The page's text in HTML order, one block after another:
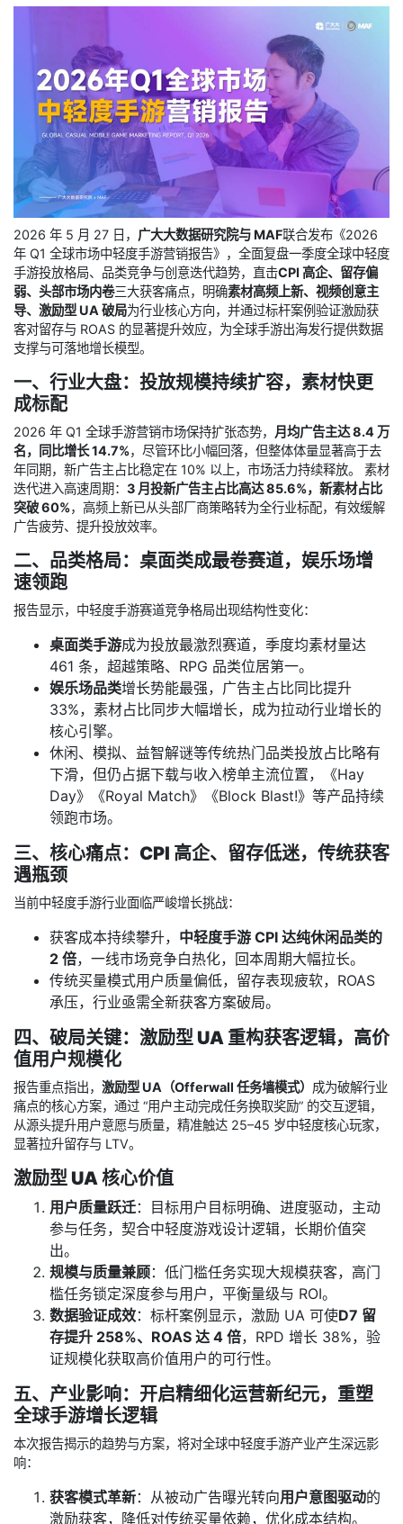
2026 年 5 月 27 日， 广大大数据研究院与 MAF联合发布《2026
年 Q1 全球市场中轻度手游营销报告》，全面复盘一季度全球中轻度
手游投放格局、品类竞争与创意迭代趋势，直击CPI 高企、留存偏
弱、头部市场内卷三大获客痛点，明确素材高频上新、视频创意主
导、激励型 UA 破局为行业核心方向，并通过标杆案例验证激励获
客对留存与 ROAS 的显著提升效应，为全球手游出海发行提供数据
支撑与可落地增长模型。
一、行业大盘：投放规模持续扩容，素材快更
成标配
2026 年 Q1 全球手游营销市场保持扩张态势，
月均广告主达 8.4 万
名，同比增长 14.7%，尽管环比小幅回落，但整体体量显著高于去
年同期，新广告主占比稳定在 10% 以上，市场活力持续释放。 素材
迭代进入高速周期： 3 月投新广告主占比高达 85.6%，新素材占比
突破 60%，高频上新已从头部厂商策略转为全行业标配，有效缓解
广告疲劳、提升投放效率。
二、品类格局：桌面类成最卷赛道，娱乐场增
速领跑
报告显示，中轻度手游赛道竞争格局出现结构性变化：
桌面类手游成为投放最激烈赛道，季度均素材量达
461 条，超越策略、RPG 品类位居第一。
娱乐场品类增长势能最强，广告主占比同比提升
33%，素材占比同步大幅增长，成为拉动行业增长的
核心引擎。
休闲、模拟、益智解谜等传统热门品类投放占比略有
下滑，但仍占据下载与收入榜单主流位置，《Hay
Day》《Royal Match》《Block Blast!》等产品持续
领跑市场。
三、核心痛点：CPI 高企、留存低迷，传统获客
遇瓶颈
当前中轻度手游行业面临严峻增长挑战：
获客成本持续攀升， 中轻度手游 CPI 达纯休闲品类的
2 倍，一线市场竞争白热化，回本周期大幅拉长。
传统买量模式用户质量偏低，留存表现疲软，ROAS
承压，行业亟需全新获客方案破局。
四、破局关键：激励型 UA 重构获客逻辑，高价
值用户规模化
报告重点指出， 激励型 UA（Offerwall 任务墙模式） 成为破解行业
痛点的核心方案，通过 “用户主动完成任务换取奖励” 的交互逻辑，
从源头提升用户意愿与质量，精准触达 25–45 岁中轻度核心玩家，
显著拉升留存与 LTV。
激励型 UA 核心价值
用户质量跃迁：目标用户目标明确、进度驱动，主动
参与任务，契合中轻度游戏设计逻辑，长期价值突
出。
规模与质量兼顾：低门槛任务实现大规模获客，高门
槛任务锁定深度参与用户，平衡量级与 ROI。
数据验证成效：标杆案例显示，激励 UA 可使D7 留
存提升 258%、ROAS 达 4 倍，RPD 增长 38%，验
证规模化获取高价值用户的可行性。
五、产业影响：开启精细化运营新纪元，重塑
全球手游增长逻辑
本次报告揭示的趋势与方案，将对全球中轻度手游产业产生深远影
响：
获客模式革新：从被动广告曝光转向用户意图驱动的
激励获客，降低对传统买量依赖，优化成本结构。